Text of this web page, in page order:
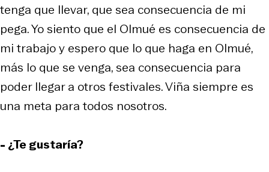
tenga que llevar, que sea consecuencia de mi
pega. Yo siento que el Olmué es consecuencia de
mi trabajo y espero que lo que haga en Olmué,
más lo que se venga, sea consecuencia para
poder llegar a otros festivales. Viña siempre es
una meta para todos nosotros.
- ¿Te gustaría?